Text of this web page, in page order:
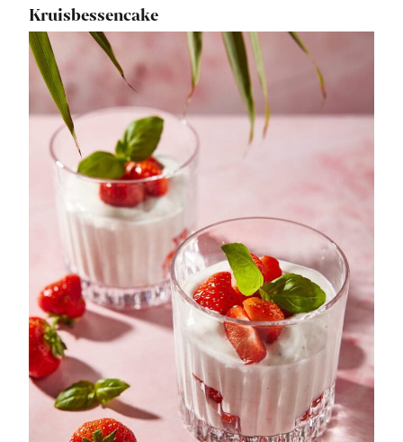
Kruisbessencake